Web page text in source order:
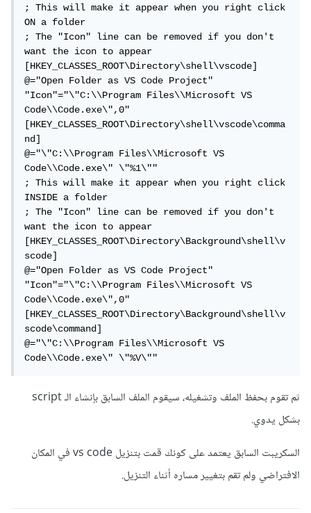
; This will make it appear when you right click
ON a folder
; The "Icon" line can be removed if you don't
want the icon to appear
[HKEY_CLASSES_ROOT\Directory\shell\vscode]
@="Open Folder as VS Code Project"
"Icon"="\"C:\\Program Files\\Microsoft VS
Code\\Code.exe\",0"
[HKEY_CLASSES_ROOT\Directory\shell\vscode\comma
nd]
@="\"C:\\Program Files\\Microsoft VS
Code\\Code.exe\" \"%1\""
; This will make it appear when you right click
INSIDE a folder
; The "Icon" line can be removed if you don't
want the icon to appear
[HKEY_CLASSES_ROOT\Directory\Background\shell\v
scode]
@="Open Folder as VS Code Project"
"Icon"="\"C:\\Program Files\\Microsoft VS
Code\\Code.exe\",0"
[HKEY_CLASSES_ROOT\Directory\Background\shell\v
scode\command]
@="\"C:\\Program Files\\Microsoft VS
Code\\Code.exe\" \"%V\""
ثم تقوم بحفظ الملف وتشغيله، سيقوم الملف السابق بإنشاء الـ script
بشكل يدوي.
السكريبت السابق يعتمد على كونك قمت بتنزيل vs code في المكان
الافتراضي ولم تقم بتغيير مساره أثناء التنزيل.